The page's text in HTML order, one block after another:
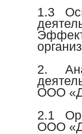
1.3
2.
ООО
2.1
ООО